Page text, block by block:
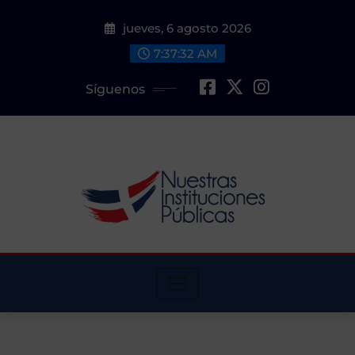
jueves, 6 agosto 2026
7:37:32 AM
Síguenos